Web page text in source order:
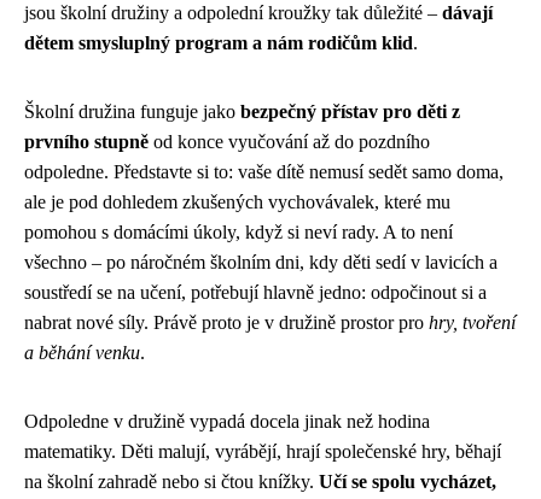
jsou školní družiny a odpolední kroužky tak důležité – dávají
dětem smysluplný program a nám rodičům klid.
Školní družina funguje jako bezpečný přístav pro děti z
prvního stupně od konce vyučování až do pozdního
odpoledne. Představte si to: vaše dítě nemusí sedět samo doma,
ale je pod dohledem zkušených vychovávalek, které mu
pomohou s domácími úkoly, když si neví rady. A to není
všechno – po náročném školním dni, kdy děti sedí v lavicích a
soustředí se na učení, potřebují hlavně jedno: odpočinout si a
nabrat nové síly. Právě proto je v družině prostor pro hry, tvoření
a běhání venku.
Odpoledne v družině vypadá docela jinak než hodina
matematiky. Děti malují, vyrábějí, hrají společenské hry, běhají
na školní zahradě nebo si čtou knížky. Učí se spolu vycházet,